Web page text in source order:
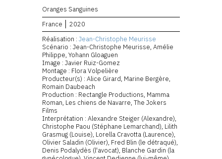
Oranges Sanguines
France
2020
Réalisation : Jean-Christophe Meurisse
Scénario : Jean-Christophe Meurisse, Amélie
Philippe, Yohann Gloaguen
Image : Javier Ruiz-Gomez
Montage : Flora Volpelière
Producteur(s) : Alice Girard, Marine Bergère,
Romain Daubeach
Production : Rectangle Productions, Mamma
Roman, Les chiens de Navarre, The Jokers
Films
Interprétation : Alexandre Steiger (Alexandre),
Christophe Paou (Stéphane Lemarchand), Lilith
Grasmug (Louise), Lorella Cravotta (Laurence),
Olivier Saladin (Olivier), Fred Blin (le détraqué),
Denis Podalydès (l'avocat), Blanche Gardin (la